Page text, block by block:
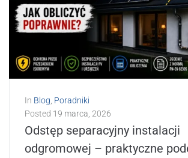
In Blog Poradniki
Posted 19 marca, 2026
Odstęp separacyjny instalacji
odgromowej – praktyczne